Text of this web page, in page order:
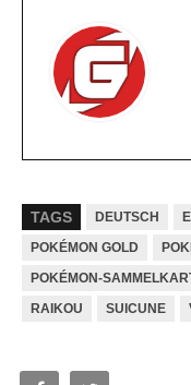
TAGS DEUTSCH
POKÉMON GOLD
POKÉMON-
RAIKOU
SUICUNE